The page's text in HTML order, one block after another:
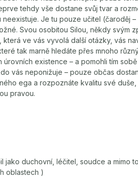
tehdy vše dostane svůj tvar a
Je tu pouze učitel (čaroděj
Svou osobitou Silou, někdy svým
ve vás vyvolá další otázky, vás
tak marně hledáte přes mnoho
existence – a pomohli tím sobě
vás neponižuje – pouze občas
ega a rozpoznáte kvalitu své
pravou.
jako duchovní, léčitel, soudce a mimo
oblastech )